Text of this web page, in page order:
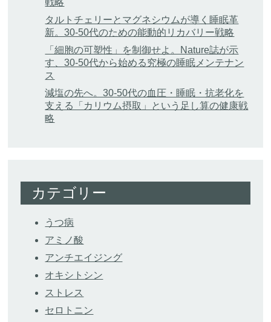
戦略
タルトチェリーとマグネシウムが導く睡眠革
新。30-50代のための能動的リカバリー戦略
「細胞の可塑性」を制御せよ。Nature誌が示
す、30-50代から始める究極の睡眠メンテナン
ス
減塩の先へ。30-50代の血圧・睡眠・抗老化を
支える「カリウム摂取」という足し算の健康戦
略
カテゴリー
うつ病
アミノ酸
アンチエイジング
オキシトシン
ストレス
セロトニン